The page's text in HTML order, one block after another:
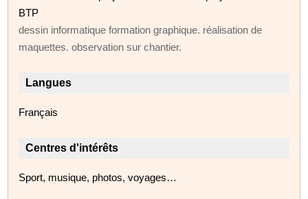
BTP
dessin informatique formation graphique. réalisation de
maquettes. observation sur chantier.
Langues
Français
Centres d'intérêts
Sport, musique, photos, voyages…